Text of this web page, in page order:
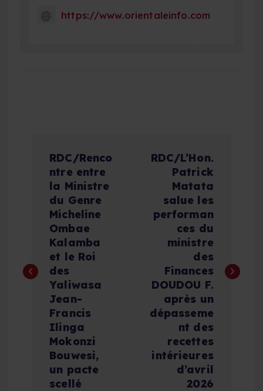
https://www.orientaleinfo.com
g
RDC/Renco
ntre entre
la Ministre
du Genre
Micheline
Ombae
Kalamba
et le Roi
des
Yaliwasa
Jean-
Francis
Ilinga
Mokonzi
Bouwesi,
un pacte
scellé
RDC/L’Hon.
Patrick
Matata
salue les
performan
ces du
ministre
des
Finances
DOUDOU F.
après un
dépasseme
nt des
recettes
intérieures
d’avril
2026